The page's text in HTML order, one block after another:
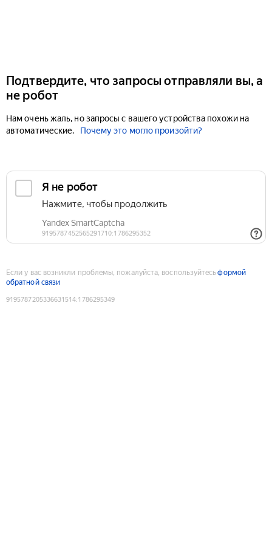
Подтвердите, что запросы отправляли вы, а
не робот
Нам очень жаль, но запросы с вашего устройства похожи на
автоматические.
Почему это могло произойти?
Если у вас возникли проблемы, пожалуйста, воспользуйтесьформой
обратной связи
9195787205336631514:1786295349